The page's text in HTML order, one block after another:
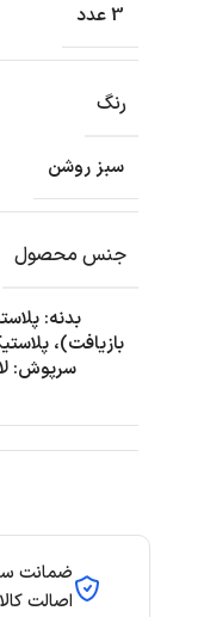
ضمانت
اصالت کالا
3 عدد
رنگ
سبز روشن
جنس محصول
بازیافت)،
سرپوش: